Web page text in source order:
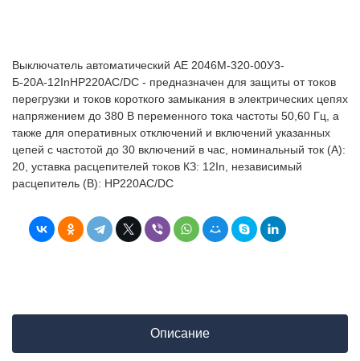
Выключатель автоматический АЕ 2046М-320-00У3-
Б-20А-12InНР220AC/DC - предназначен для защиты от токов
перегрузки и токов короткого замыкания в электрических цепях
напряжением до 380 В переменного тока частоты 50,60 Гц, а
также для оперативных отключений и включений указанных
цепей с частотой до 30 включений в час, номинальный ток (А):
20, уставка расцепителей токов КЗ: 12In, независимый
расцепитель (В): НР220AC/DC
Описание